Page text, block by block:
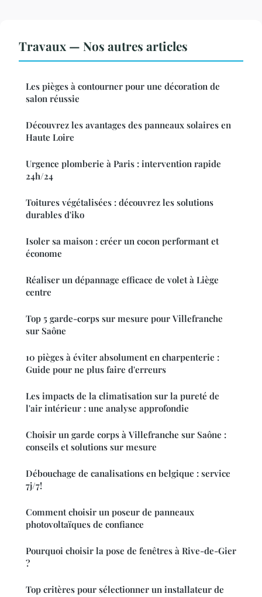
Travaux — Nos autres articles
Les pièges à contourner pour une décoration de
salon réussie
Découvrez les avantages des panneaux solaires en
Haute Loire
Urgence plomberie à Paris : intervention rapide
24h/24
Toitures végétalisées : découvrez les solutions
durables d'iko
Isoler sa maison : créer un cocon performant et
économe
Réaliser un dépannage efficace de volet à Liège
centre
Top 5 garde-corps sur mesure pour Villefranche
sur Saône
10 pièges à éviter absolument en charpenterie :
Guide pour ne plus faire d'erreurs
Les impacts de la climatisation sur la pureté de
l'air intérieur : une analyse approfondie
Choisir un garde corps à Villefranche sur Saône :
conseils et solutions sur mesure
Débouchage de canalisations en belgique : service
7j/7!
Comment choisir un poseur de panneaux
photovoltaïques de confiance
Pourquoi choisir la pose de fenêtres à Rive-de-Gier
?
Top critères pour sélectionner un installateur de